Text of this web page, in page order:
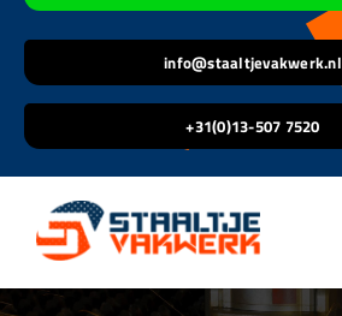
info@staaltjevakwerk.nl
+31(0)13-507 7520